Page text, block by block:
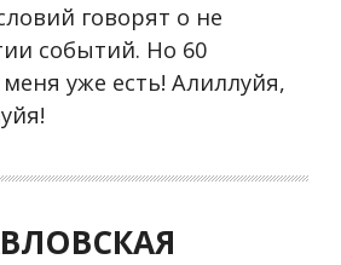
говорят о не
событий. Но 60
уже есть! Алиллуйя,